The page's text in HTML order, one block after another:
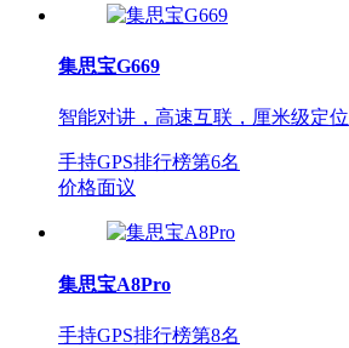
集思宝G669
智能对讲，高速互联，厘米级定位
手持GPS排行榜第6名
价格面议
集思宝A8Pro
手持GPS排行榜第8名